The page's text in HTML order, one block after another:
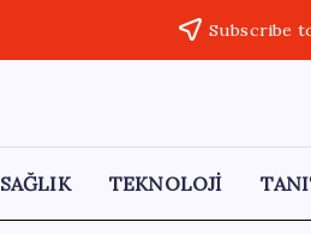
Subscribe
SAĞLIK TEKNOLOJİ